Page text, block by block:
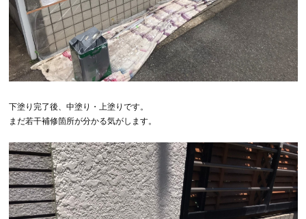
下塗り完了後、中塗り・上塗りです。
まだ若干補修箇所が分かる気がします。